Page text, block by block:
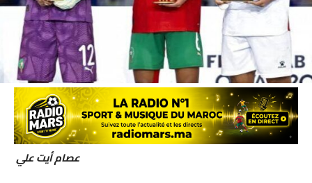
عصام أيت علي